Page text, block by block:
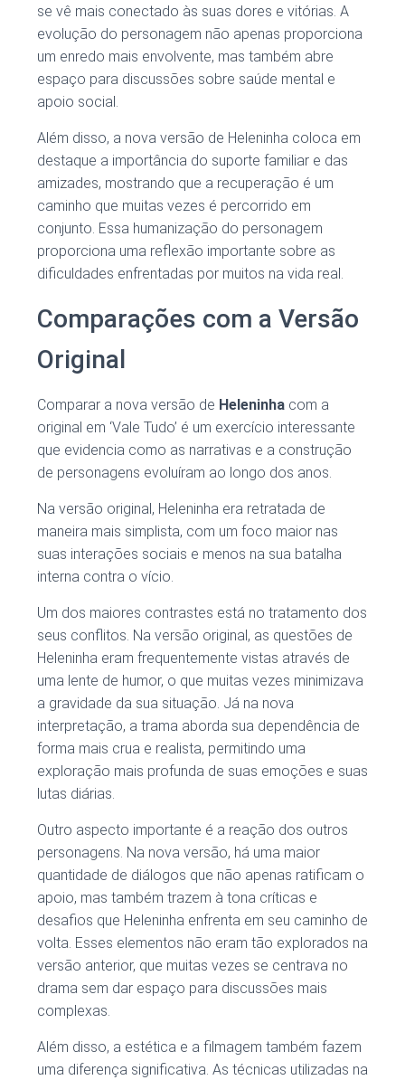
se vê mais conectado às suas dores e vitórias. A
evolução do personagem não apenas proporciona
um enredo mais envolvente, mas também abre
espaço para discussões sobre saúde mental e
apoio social.
Além disso, a nova versão de Heleninha coloca em
destaque a importância do suporte familiar e das
amizades, mostrando que a recuperação é um
caminho que muitas vezes é percorrido em
conjunto. Essa humanização do personagem
proporciona uma reflexão importante sobre as
dificuldades enfrentadas por muitos na vida real.
Comparações com a Versão
Original
Comparar a nova versão de Heleninha com a
original em ‘Vale Tudo’ é um exercício interessante
que evidencia como as narrativas e a construção
de personagens evoluíram ao longo dos anos.
Na versão original, Heleninha era retratada de
maneira mais simplista, com um foco maior nas
suas interações sociais e menos na sua batalha
interna contra o vício.
Um dos maiores contrastes está no tratamento dos
seus conflitos. Na versão original, as questões de
Heleninha eram frequentemente vistas através de
uma lente de humor, o que muitas vezes minimizava
a gravidade da sua situação. Já na nova
interpretação, a trama aborda sua dependência de
forma mais crua e realista, permitindo uma
exploração mais profunda de suas emoções e suas
lutas diárias.
Outro aspecto importante é a reação dos outros
personagens. Na nova versão, há uma maior
quantidade de diálogos que não apenas ratificam o
apoio, mas também trazem à tona críticas e
desafios que Heleninha enfrenta em seu caminho de
volta. Esses elementos não eram tão explorados na
versão anterior, que muitas vezes se centrava no
drama sem dar espaço para discussões mais
complexas.
Além disso, a estética e a filmagem também fazem
uma diferença significativa. As técnicas utilizadas na